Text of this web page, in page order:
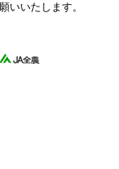
いいたします。